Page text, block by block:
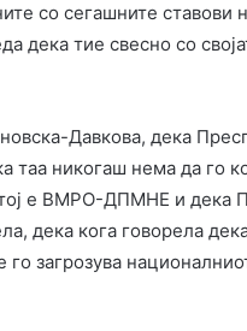
со сегашните ставови
дека тие свесно со
Давкова, дека
таа никогаш нема да го
е ВМРО-ДПМНЕ и дека
дека кога говорела
загрозува